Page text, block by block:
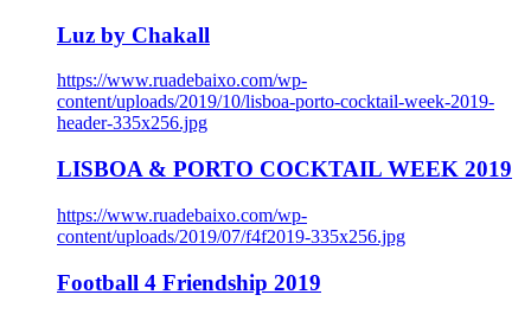
Luz by Chakall
https://www.ruadebaixo.com/wp-
content/uploads/2019/10/lisboa-porto-cocktail-week-2019-
header-335x256.jpg
LISBOA & PORTO COCKTAIL WEEK 2019
https://www.ruadebaixo.com/wp-
content/uploads/2019/07/f4f2019-335x256.jpg
Football 4 Friendship 2019